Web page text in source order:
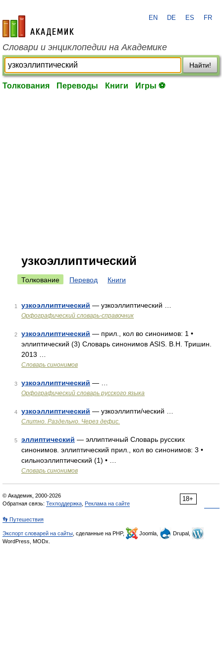
academic.ru
EN DE ES FR
Словари и энциклопедии на Академике
Найти!
Толкования Переводы Книги Игры ⚽
узкоэллиптический
Толкование Перевод Книги
1 узкоэллиптический — узкоэллиптический …
Орфографический словарь-справочник
2 узкоэллиптический — прил., кол во синонимов: 1 •
эллиптический (3) Словарь синонимов ASIS. В.Н. Тришин.
2013 …
Словарь синонимов
3 узкоэллиптический — …
Орфографический словарь русского языка
4 узкоэллиптический — узкоэллипти/ческий …
Слитно. Раздельно. Через дефис.
5 эллиптический — эллиптичный Словарь русских
синонимов. эллиптический прил., кол во синонимов: 3 •
сильноэллиптический (1) • …
Словарь синонимов
18+
© Академик, 2000-2026
Обратная связь: Техподдержка Реклама на сайте
👣 Путешествия
Экспорт словарей на сайты , сделанные на PHP, Joomla,
Drupal,
WordPress, MODx.